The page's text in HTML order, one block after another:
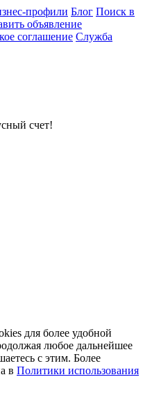
профили Блог Поиск в
объявление
соглашение Служба
счет!
для более удобной
любое дальнейшее
с этим. Более
в Политики использования